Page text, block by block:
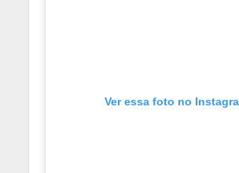
Ver essa foto no